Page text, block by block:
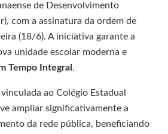
de Desenvolvimento
com a assinatura da ordem de
(18/6). A iniciativa garante a
unidade escolar moderna e
Tempo Integral .
ao Colégio Estadual
ampliar significativamente a
da rede pública, beneficiando